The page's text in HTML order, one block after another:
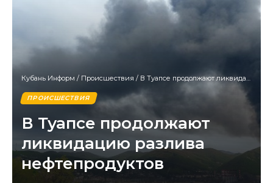
Кубань Информ / Происшествия / В Туапсе продолжают ликвидацию разлива нефтепродуктов
ПРОИСШЕСТВИЯ
В Туапсе продолжают
ликвидацию разлива
нефтепродуктов